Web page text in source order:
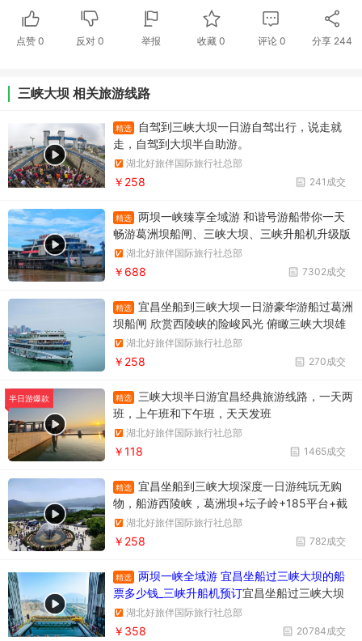
点赞 0 反对0 举报 收藏 0 评论 0 分享 244
三峡大坝 相关旅游线路
精选
自驾到三峡大坝一日游自驾出行，说走就
走，自驾到大坝半自助游。
湖北好旅伴国际旅行社总部
241成交
￥258
精选
两坝一峡臻享全域游 和谐号游船带你一天
畅游葛洲坝船闸、三峡大坝、三峡升船机升级版
两坝一峡，升级版两坝一峡全域游，两坝一峡PL
US版本
湖北好旅伴国际旅行社总部
7302成交
￥688
精选
宜昌坐船到三峡大坝一日游豪华游船过葛洲
坝船闸 欣赏西陵峡的险峻风光 俯瞰三峡大坝雄
伟壮观的景象
湖北好旅伴国际旅行社总部
270成交
￥258
半日游爆款 精选
三峡大坝半日游宜昌经典旅游线路，一天两
班，上午班和下午班，天天发班
湖北好旅伴国际旅行社总部
1465成交
￥118
精选
宜昌坐船到三峡大坝深度一日游纯玩无购
物，船游西陵峡，葛洲坝+坛子岭+185平台+截
流纪念园
湖北好旅伴国际旅行社总部
782成交
￥258
精选
两坝一峡全域游 宜昌坐船过三峡大坝的船
票多少钱_三峡升船机预订宜昌坐船过三峡大坝
升船机一日游358元/人，一天时间坐船过两个
坝，葛洲坝和三峡大坝。
湖北好旅伴国际旅行社总部
20784成交
￥358